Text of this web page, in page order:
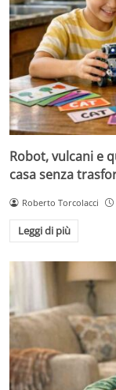
Robot, vulcani e
casa senza
Roberto Torcolacci
Leggi di più